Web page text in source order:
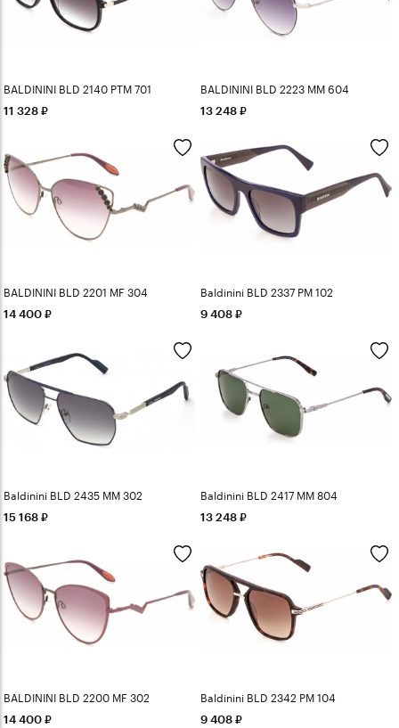
BALDININI BLD 2140 PTM 701
11 328
BALDININI BLD 2223 MM 604
13 248
BALDININI BLD 2201 MF 304
14 400
Baldinini BLD 2337 PM 102
9 408
Baldinini BLD 2435 MM 302
15 168
Baldinini BLD 2417 MM 804
13 248
BALDININI BLD 2200 MF 302
14 400
Baldinini BLD 2342 PM 104
9 408